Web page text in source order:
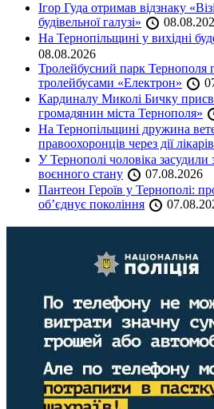
Ігор Гуда отримав відзнаку
будівельної галузі»
На Тернопільщині у вихідні
08.08.2026
Тролейбусний парк
тролейбусами «Електрон»
Кардиналу Миколі Бичку
громадянин міста Тернополя»
На Тернопільщині дружина
правоохоронців через дії лікарів
У Тернополі чоловіка засудили
воєнного стану
07.08.2026
Пантеон Героїв у Тернополі:
об’єднує покоління